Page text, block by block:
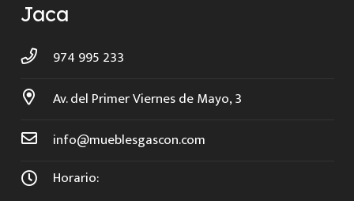
Jaca
974 995 233
Av. del Primer Viernes de Mayo, 3
info@mueblesgascon.com
Horario: